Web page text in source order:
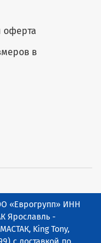
оферта
в
«Еврогрупп» ИНН
Ярославль -
King Tony,